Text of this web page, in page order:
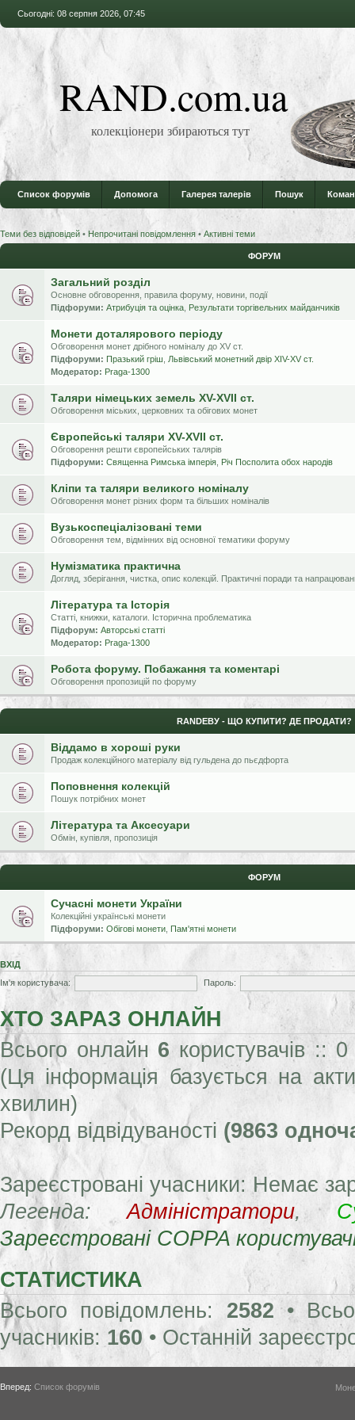
Сьогодні: 08 серпня 2026, 07:45
RAND.com.ua
колекціонери збираються тут
Список форумів Допомога Галерея талерів Пошук
Теми без відповідей • Непрочитані повідомлення • Активні теми
ФОРУМ
Загальний розділ
Основне обговорення, правила форуму, новини, події
Підфоруми: Атрибуція та оцінка Результати торгівельних майданчиків
Монети доталярового періоду
Обговорення монет дрібного номіналу до XV ст.
Підфоруми: Празький гріш
Львівський монетний двір XIV-XV ст.
Модератор: Praga-1300
Таляри німецьких земель XV-XVII ст.
Обговорення міських, церковних та обігових монет
Європейські таляри XV-XVII ст.
Обговорення решти європейських талярів
Підфоруми: Священна Римська імперія Річ Посполита обох народів
Кліпи та таляри великого номіналу
Обговорення монет різних форм та більших номіналів
Вузькоспеціалізовані теми
Обговорення тем, відмінних від основної тематики форуму
Нумізматика практична
Догляд, зберігання, чистка, опис колекцій. Практичні поради та
Література та Історія
Статті, книжки, каталоги. Історична проблематика
Підфорум: Авторські статті
Модератор: Praga-1300
Робота форуму. Побажання та коментарі
Обговорення пропозицій по форуму
RANDЕВУ - ЩО КУПИТИ? ДЕ ПРОДАТИ?
Віддамо в хороші руки
Продаж колекційного матеріалу від гульдена до пьєдфорта
Поповнення колекцій
Пошук потрібних монет
Література та Аксесуари
Обмін, купівля, пропозиція
ФОРУМ
Сучасні монети України
Колекційні українські монети
Підфоруми: Обігові монети Пам'ятні монети
ВХІД
Ім'я користувача:
Пароль:
ХТО ЗАРАЗ ОНЛАЙН
Всього онлайн 6користувачів ::
(Ця інформація базується на
хвилин)
Рекорд відвідуваності (9863
Зареєстровані учасники: Немає
Легенда:Адміністратори,
Зареєстровані COPPA
СТАТИСТИКА
Всього повідомлень: 2582 •
учасників: 160 • Останній
Вперед: Список форумів